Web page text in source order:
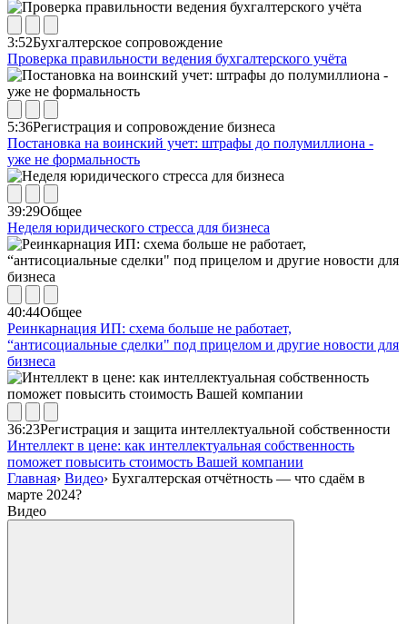
3:52Бухгалтерское сопровождение
Проверка правильности ведения бухгалтерского учёта
5:36Регистрация и сопровождение бизнеса
Постановка на воинский учет: штрафы до полумиллиона -
уже не формальность
39:29Общее
Неделя юридического стресса для бизнеса
40:44Общее
Реинкарнация ИП: схема больше не работает,
“антисоциальные сделки" под прицелом и другие новости для
бизнеса
36:23Регистрация и защита интеллектуальной собственности
Интеллект в цене: как интеллектуальная собственность
поможет повысить стоимость Вашей компании
Главная› Видео› Бухгалтерская отчётность — что сдаём в
марте 2024?
Видео